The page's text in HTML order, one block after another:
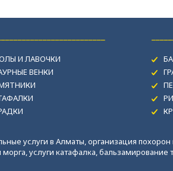
И ЛАВОЧКИ
ВЕНКИ
услуги в Алматы, организация
морга, услуги катафалка, бальзамирование